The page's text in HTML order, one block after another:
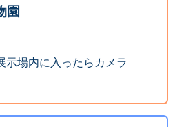
園
示場内に入ったらカメラ